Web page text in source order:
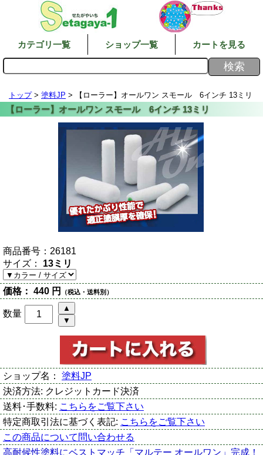
カテゴリ一覧 ショップ一覧 カートを見る
トップ> 塗料JP > 【ローラー】オールワン スモール 6インチ 13ミリ
商品番号： 26181
サイズ： 13ミリ
価格： 440 円 （税込・送料別）
数量
ショップ名： 塗料JP
決済方法: クレジットカード決済
送料･手数料: こちらをご覧下さい
特定商取引法に基づく表記: こちらをご覧下さい
この商品について問い合わせる
高耐候性塗料にベストマッチ「マルテー オールワン」完成！